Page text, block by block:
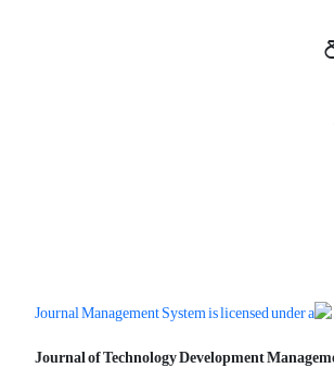
Journal of Technology Development